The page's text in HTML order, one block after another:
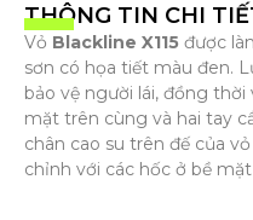
THÔNG TIN CHI
Vỏ Blackline X115 được
sơn có họa tiết màu đen.
bảo vệ người lái, đồng
mặt trên cùng và hai tay
chân cao su trên đế của
chỉnh với các hốc ở bề